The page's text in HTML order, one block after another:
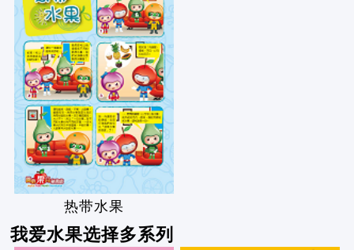
热带水果
我爱水果选择多系列